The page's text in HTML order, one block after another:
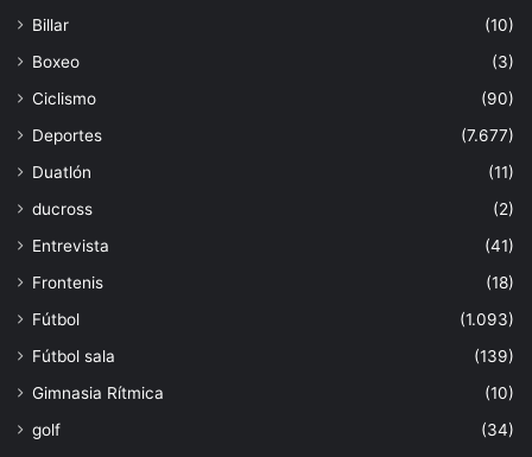
Billar
(10)
Boxeo
(3)
Ciclismo
(90)
Deportes
(7.677)
Duatlón
(11)
ducross
(2)
Entrevista
(41)
Frontenis
(18)
Fútbol
(1.093)
Fútbol sala
(139)
Gimnasia Rítmica
(10)
golf
(34)